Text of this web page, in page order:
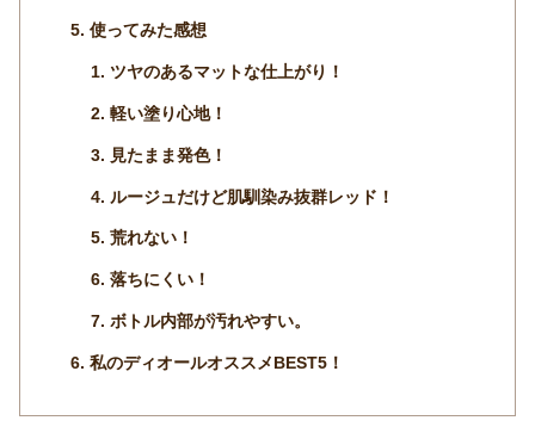
使ってみた感想
ツヤのあるマットな仕上がり！
軽い塗り心地！
見たまま発色！
ルージュだけど肌馴染み抜群レッド！
荒れない！
落ちにくい！
ボトル内部が汚れやすい。
私のディオールオススメBEST5！